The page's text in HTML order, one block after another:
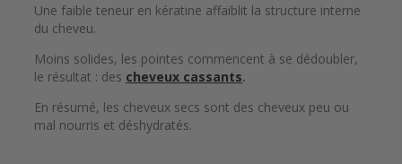
Une faible teneur en kératine affaiblit la structure interne
du cheveu.
Moins solides, les pointes commencent à se dédoubler,
le résultat : des cheveux cassants.
En résumé, les cheveux secs sont des cheveux peu ou
mal nourris et déshydratés.